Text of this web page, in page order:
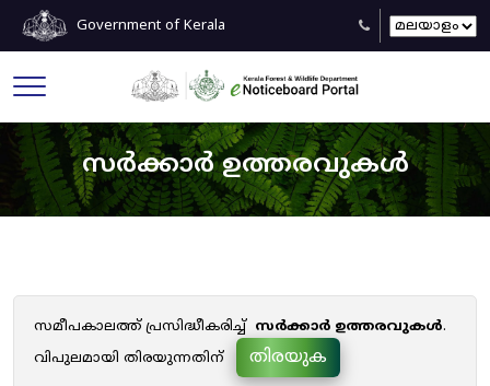
Government of Kerala
സർക്കാർ ഉത്തരവുകൾ
സമീപകാലത്ത് പ്രസിദ്ധീകരിച്ച് സർക്കാർ ഉത്തരവുകൾ.
വിപുലമായി തിരയുന്നതിന്
തിരയുക